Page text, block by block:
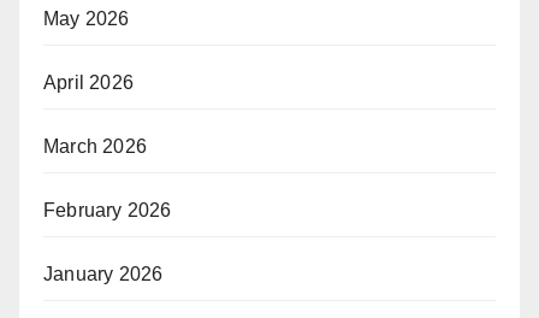
May 2026
April 2026
March 2026
February 2026
January 2026